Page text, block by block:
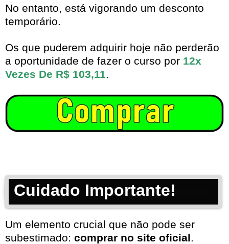
No entanto, está vigorando um desconto
temporário.
Os que puderem adquirir hoje não perderão
a oportunidade de fazer o curso por 12x
Vezes De R$ 103,11
Cuidado Importante!
Um elemento crucial que não pode ser
subestimado: comprar no site oficial.